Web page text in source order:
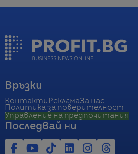
Връзки
Контакти РекламаЗа нас
Политика за поверителност
Управление на предпочитания
Последвай ни